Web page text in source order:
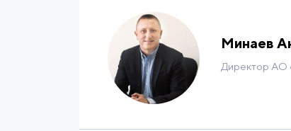
Минаев
Директор АО